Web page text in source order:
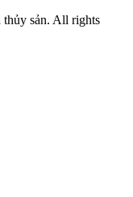
sản. All rights